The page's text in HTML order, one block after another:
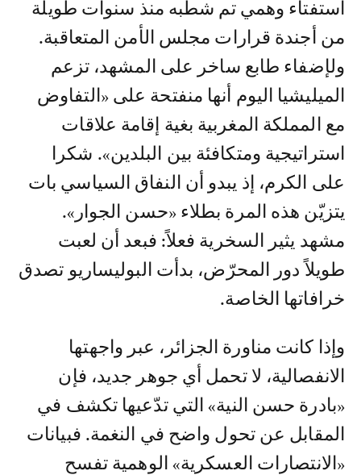
استفتاء وهمي تم شطبه منذ سنوات طويلة
من أجندة قرارات مجلس الأمن المتعاقبة.
ولإضفاء طابع ساخر على المشهد، تزعم
الميليشيا اليوم أنها منفتحة على «التفاوض
مع المملكة المغربية بغية إقامة علاقات
استراتيجية ومتكافئة بين البلدين». شكرا
على الكرم، إذ يبدو أن النفاق السياسي بات
يتزيّن هذه المرة بطلاء «حسن الجوار».
مشهد يثير السخرية فعلاً: فبعد أن لعبت
طويلاً دور المحرّض، بدأت البوليساريو تصدق
خرافاتها الخاصة.
وإذا كانت مناورة الجزائر، عبر واجهتها
الانفصالية، لا تحمل أي جوهر جديد، فإن
«بادرة حسن النية» التي تدّعيها تكشف في
المقابل عن تحول واضح في النغمة. فبيانات
«الانتصارات العسكرية» الوهمية تفسح